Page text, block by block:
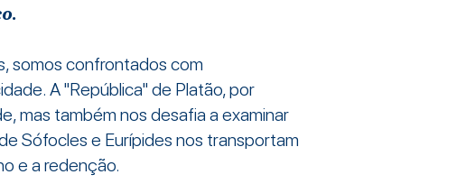
somos confrontados com
A "República" de Platão, por
mas também nos desafia a examinar
Sófocles e Eurípides nos transportam
e a redenção.